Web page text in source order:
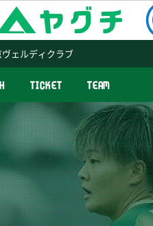
ヴェルディクラブ
TICKET TEAM